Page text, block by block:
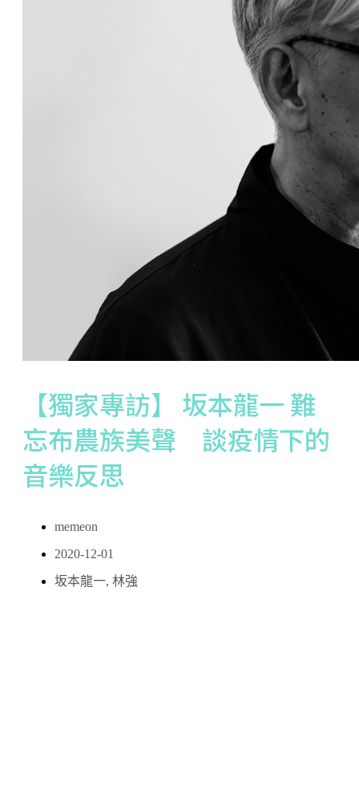
【獨家專訪】 坂本龍一 難
忘布農族美聲 談疫情下的
音樂反思
memeon
2020-12-01
坂本龍一, 林強